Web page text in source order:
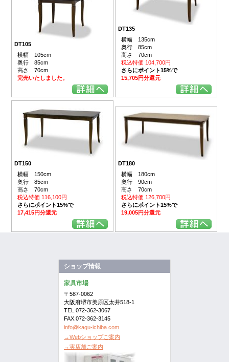
DT105
横幅 105cm
奥行 85cm
高さ 70cm
完売いたしました。
DT135
横幅 135cm
奥行 85cm
高さ 70cm
税込特価 104,700円
さらにポイント15%で
15,705円分還元
DT150
横幅 150cm
奥行 85cm
高さ 70cm
税込特価 116,100円
さらにポイント15%で
17,415円分還元
DT180
横幅 180cm
奥行 90cm
高さ 70cm
税込特価 126,700円
さらにポイント15%で
19,005円分還元
ショップ情報
家具市場
〒587-0062
大阪府堺市美原区太井518-1
TEL.072-362-3067
FAX.072-362-3145
info@kagu-ichiba.com
→Webショップご案内
→実店舗ご案内